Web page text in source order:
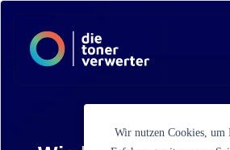
Wir nutzen Cookies, um